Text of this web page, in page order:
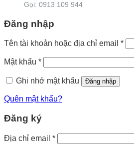
Gọi: 0913 109 944
Đăng nhập
Tên tài khoản hoặc địa chỉ email *
Mật khẩu *
Ghi nhớ mật khẩu Đăng nhập
Quên mật khẩu?
Đăng ký
Địa chỉ email *